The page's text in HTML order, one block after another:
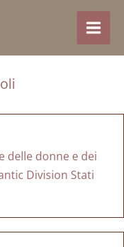
delle donne e dei
Division Stati